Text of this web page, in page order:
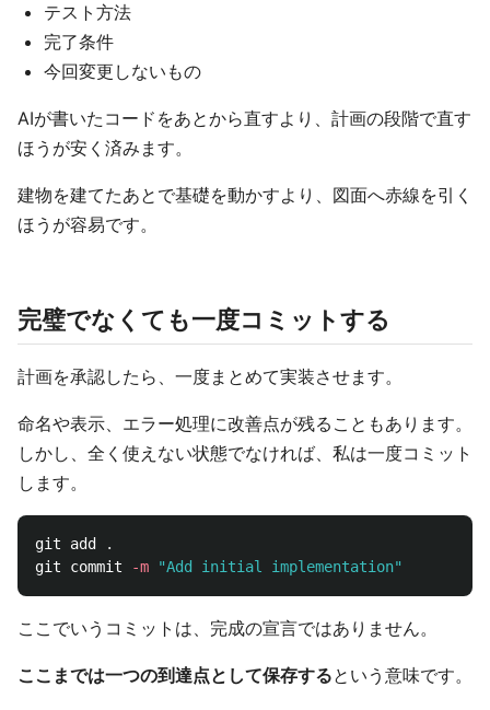
テスト方法
完了条件
今回変更しないもの
AIが書いたコードをあとから直すより、計画の段階で直す
ほうが安く済みます。
建物を建てたあとで基礎を動かすより、図面へ赤線を引く
ほうが容易です。
完璧でなくても一度コミットする
計画を承認したら、一度まとめて実装させます。
命名や表示、エラー処理に改善点が残ることもあります。
しかし、全く使えない状態でなければ、私は一度コミット
します。
git add
.
git commit
-m "Add initial implementation"
ここでいうコミットは、完成の宣言ではありません。
ここまでは一つの到達点として保存するという意味です。